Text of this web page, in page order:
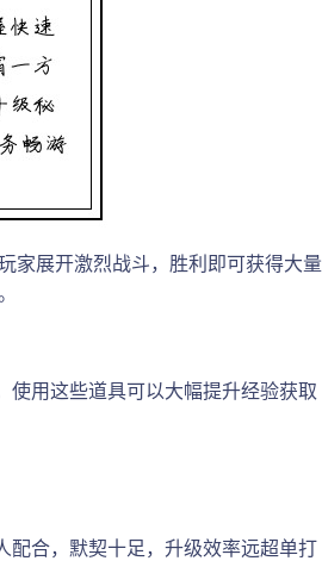
家展开激烈战斗，胜利即可获得大量
使用这些道具可以大幅提升经验获取
配合，默契十足，升级效率远超单打